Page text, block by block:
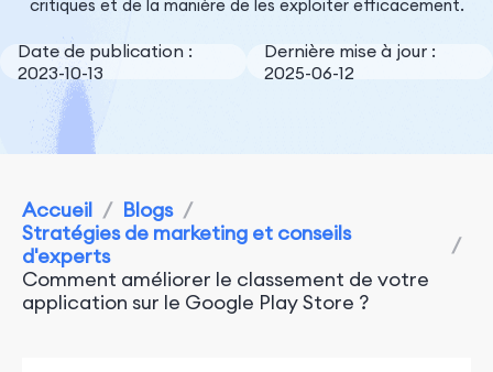
critiques et de la manière de les exploiter efficacement.
Date de publication :
2023-10-13
Dernière mise à jour :
2025-06-12
Accueil / Blogs /
Stratégies de marketing et conseils
d'experts
/
Comment améliorer le classement de votre
application sur le Google Play Store ?